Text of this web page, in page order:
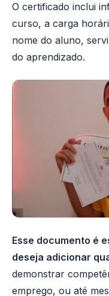
O certificado inclui
curso, a carga
nome do aluno,
do aprendizado.
Esse documento é
deseja adicionar
demonstrar
emprego, ou até